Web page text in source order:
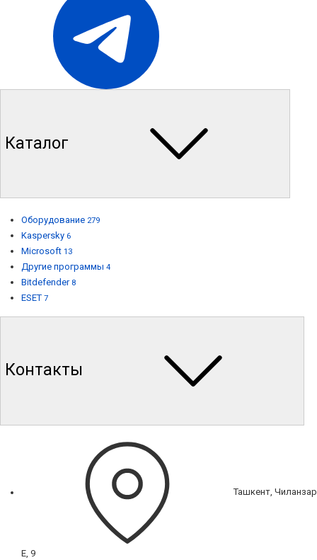
Каталог
Оборудование 279
Kaspersky 6
Microsoft 13
Другие программы 4
Bitdefender 8
ESET 7
Контакты
Ташкент, Чиланзар
Е, 9